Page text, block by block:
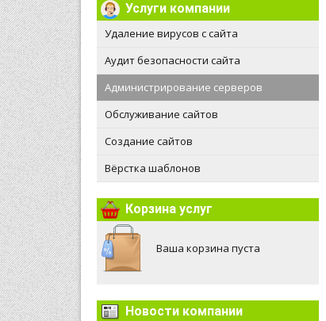
Услуги компании
Удаление вирусов с сайта
Аудит безопасности сайта
Администрирование серверов
Обслуживание сайтов
Создание сайтов
Вёрстка шаблонов
Корзина услуг
Ваша корзина пуста
Новости компании